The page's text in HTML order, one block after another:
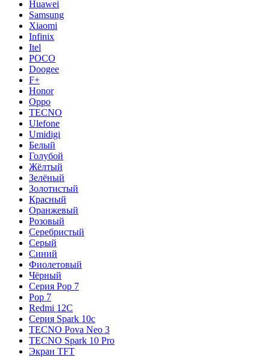
Huawei
Samsung
Xiaomi
Infinix
Itel
POCO
Doogee
F+
Honor
Oppo
TECNO
Ulefone
Umidigi
Белый
Голубой
Жёлтый
Зелёный
Золотистый
Красный
Оранжевый
Розовый
Серебристый
Серый
Синий
Фиолетовый
Чёрный
Серия Pop 7
Pop 7
Redmi 12C
Серия Spark 10c
TECNO Pova Neo 3
TECNO Spark 10 Pro
Экран TFT